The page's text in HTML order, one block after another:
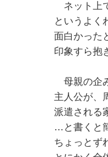
ネット上
というよく
面白かった
印象すら抱
母親の企
主人公が、
派遣される
…と書くと
ちょっとず